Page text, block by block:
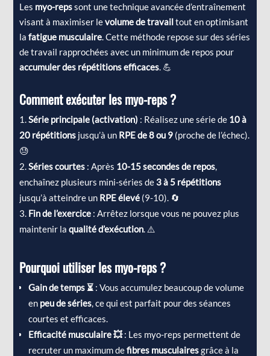
Les myo-repssont une technique avancée d’entraînement
visant à maximiser levolume de travailtout en optimisant
lafatigue musculaire. Cette méthode repose sur des séries
de travail rapprochées avec un minimum de repos pour
accumuler des répétitions efficaces. 💪
Comment exécuter les myo-reps ?
Série principale (activation) : Réalisez une série de 10 à
20 répétitions jusqu’à un RPE de 8 ou 9 (proche de l’échec).
😓
Séries courtes : Après 10-15 secondes de repos,
enchaînez plusieurs mini-séries de 3 à 5 répétitions
jusqu’à atteindre un RPE élevé (9-10). 🔄
Fin de l’exercice : Arrêtez lorsque vous ne pouvez plus
maintenir laqualité d’exécution. ⚠️
Pourquoi utiliser les myo-reps ?
Gain de temps ⏳ : Vous accumulez beaucoup de volume
en peu de séries, ce qui est parfait pour des séances
courtes et efficaces.
Efficacité musculaire 💥: Les myo-reps permettent de
recruter un maximum defibres musculairesgrâce à la